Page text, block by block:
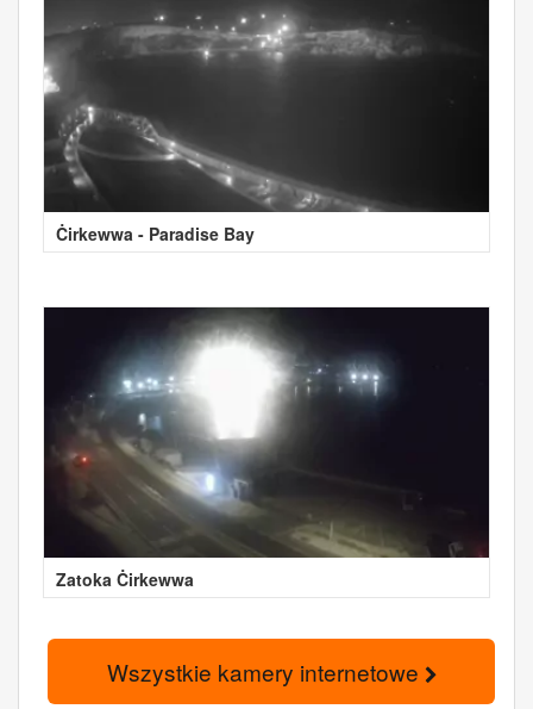
Ċirkewwa - Paradise Bay
Zatoka Ċirkewwa
Wszystkie kamery internetowe